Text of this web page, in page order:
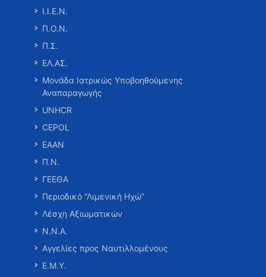
Ι.Ι.Ε.Ν.
Π.Ο.Ν.
Π.Σ.
ΕΛ.ΑΣ.
Μονάδα Ιατρικώς Υποβοηθούμενης
Αναπαραγωγής
UNHCR
CEPOL
ΕΑΑΝ
Π.Ν.
ΓΕΕΘΑ
Περιοδικό “Λιμενική Ηχώ”
Λέσχη Αξιωματικών
Ν.Ν.Α.
Αγγελίες προς Ναυτιλλομένους
Ε.Μ.Υ.